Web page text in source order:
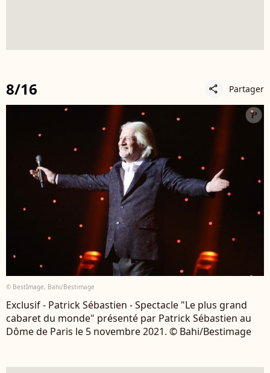
8/16 share Partager
© BestImage, Bahi/Bestimage
Exclusif - Patrick Sébastien - Spectacle "Le plus grand
cabaret du monde" présenté par Patrick Sébastien au
Dôme de Paris le 5 novembre 2021. © Bahi/Bestimage